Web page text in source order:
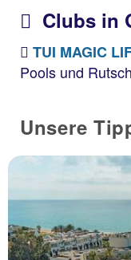
Clubs in
TUI MAGIC
Pools und
Unsere